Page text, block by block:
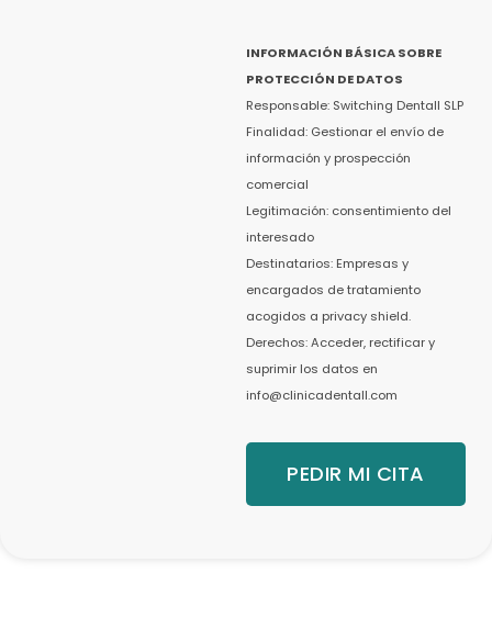
INFORMACIÓN BÁSICA SOBRE
PROTECCIÓN DE DATOS
Responsable: Switching Dentall SLP
Finalidad: Gestionar el envío de
información y prospección
comercial
Legitimación: consentimiento del
interesado
Destinatarios: Empresas y
encargados de tratamiento
acogidos a privacy shield.
Derechos: Acceder, rectificar y
suprimir los datos en
info@clinicadentall.com
PEDIR MI CITA